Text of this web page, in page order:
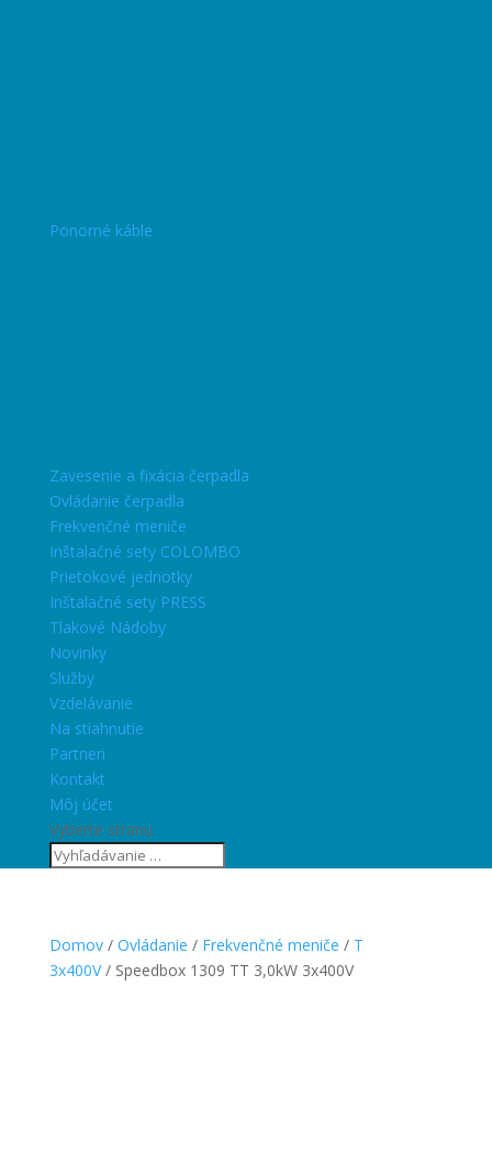
Ponorné káble
Zavesenie a fixácia čerpadla
Ovládanie čerpadla
Frekvenčné meniče
Inštalačné sety COLOMBO
Prietokové jednotky
Inštalačné sety PRESS
Tlakové Nádoby
Novinky
Služby
Vzdelávanie
Na stiahnutie
Partneri
Kontakt
Môj účet
Vyberte stranu
Domov/ Ovládanie / Frekvenčné meniče / T
3x400V/ Speedbox 1309 TT 3,0kW 3x400V